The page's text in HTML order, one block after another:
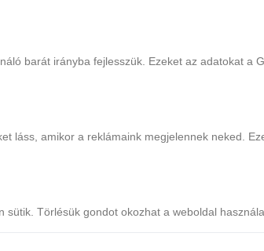
CLARESA UV/LED gél lakk 5g Blue No.716
barát irányba fejlesszük. Ezeket az adatokat a
láss, amikor a reklámaink megjelennek neked.
sütik. Törlésük gondot okozhat a weboldal